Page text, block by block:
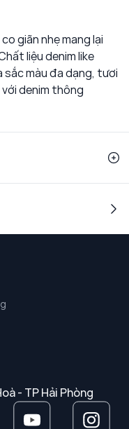
giãn nhẹ mang lại
liệu denim like
màu đa dạng, tươi
denim thông
- TP Hải Phòng